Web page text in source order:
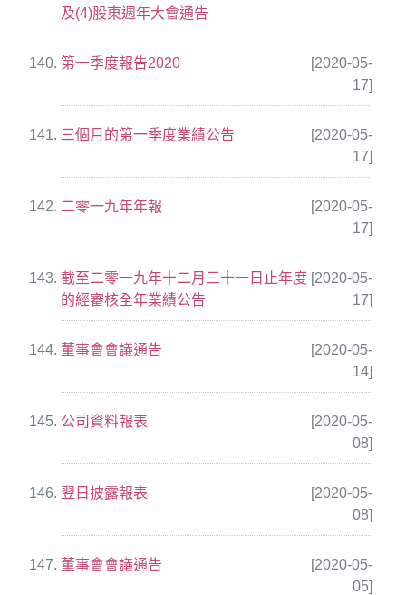
及(4)股東週年大會通告
第一季度報告2020
[2020-05-
17]
三個月的第一季度業績公告
[2020-05-
17]
二零一九年年報
[2020-05-
17]
截至二零一九年十二月三十一日止年度
的經審核全年業績公告
[2020-05-
17]
董事會會議通告
[2020-05-
14]
公司資料報表
[2020-05-
08]
翌日披露報表
[2020-05-
08]
董事會會議通告
[2020-05-
05]